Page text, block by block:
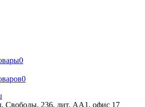
0
0
Свободы, 236, лит. АА1, офис 17